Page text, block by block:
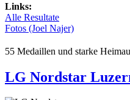
Links:
Alle Resultate
Fotos (Joel Najer)
55 Medaillen und starke
LG Nordstar